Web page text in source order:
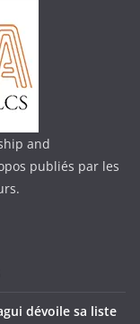
and
publiés par les
dévoile sa liste